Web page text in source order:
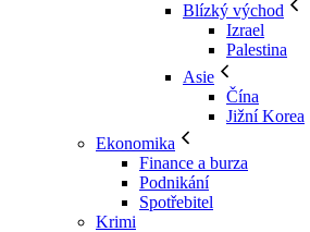
Blízký východ
Izrael
Palestina
Asie
Čína
Jižní Korea
Ekonomika
Finance a burza
Podnikání
Spotřebitel
Krimi